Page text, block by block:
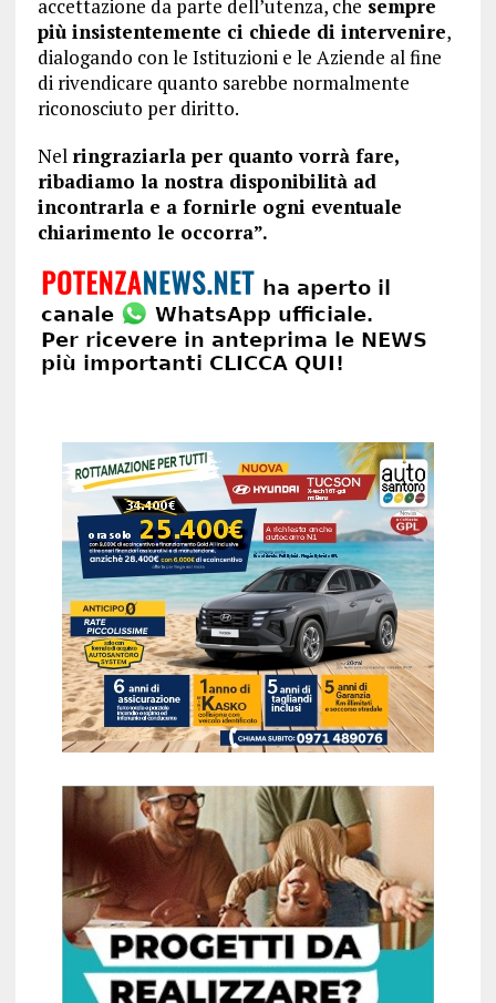
accettazione da parte dell’utenza, che sempre
più insistentemente ci chiede di intervenire,
dialogando con le Istituzioni e le Aziende al fine
di rivendicare quanto sarebbe normalmente
riconosciuto per diritto.
Nel ringraziarla per quanto vorrà fare,
ribadiamo la nostra disponibilità ad
incontrarla e a fornirle ogni eventuale
chiarimento le occorra”.